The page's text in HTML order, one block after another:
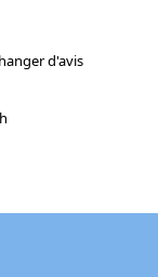
d'avis